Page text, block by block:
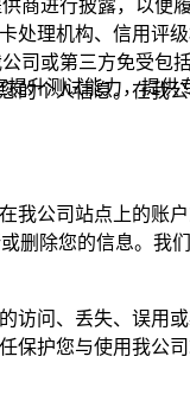
升测试能力，提供
商进行披露，以便
理机构、信用评
司或第三方免受包
的个人信息。在我
我公司站点上的账
删除您的信息。我
访问、丢失、误用
保护您与使用我公